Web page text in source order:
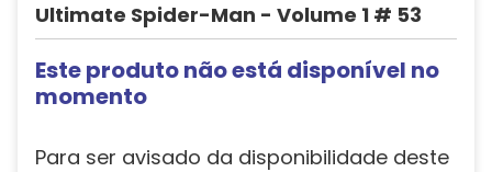
Ultimate Spider-Man - Volume 1 # 53
Este produto não está disponível no
momento
Para ser avisado da disponibilidade deste